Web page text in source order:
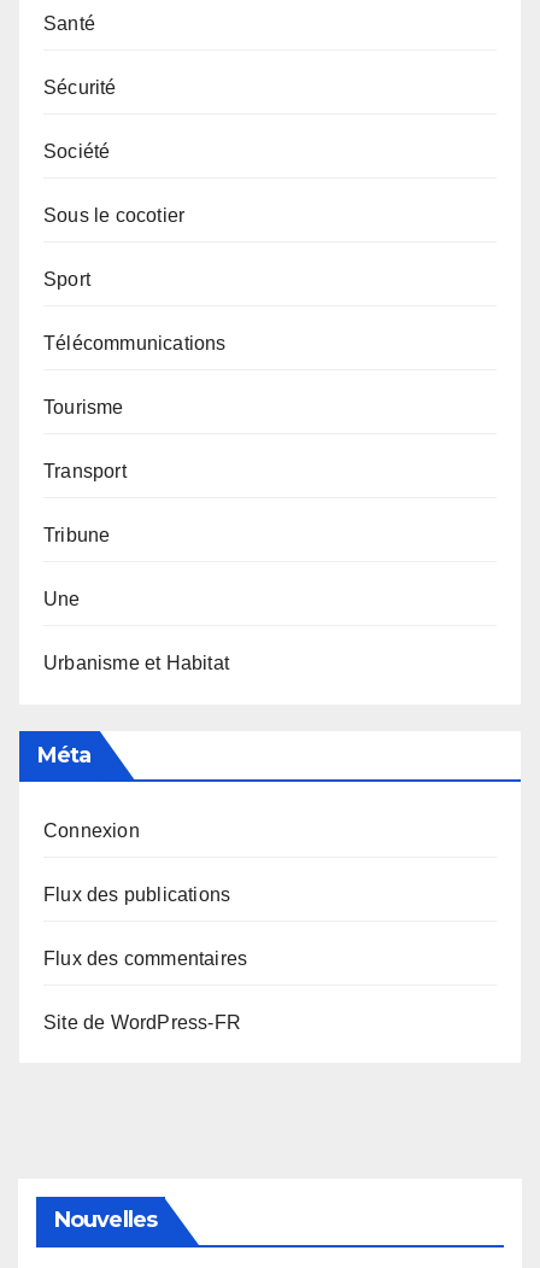
Santé
Sécurité
Société
Sous le cocotier
Sport
Télécommunications
Tourisme
Transport
Tribune
Une
Urbanisme et Habitat
Méta
Connexion
Flux des publications
Flux des commentaires
Site de WordPress-FR
Nouvelles